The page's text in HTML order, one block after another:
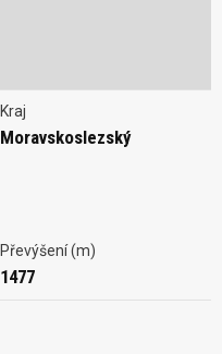
Kraj
Moravskoslezský
Převýšení (m)
1477